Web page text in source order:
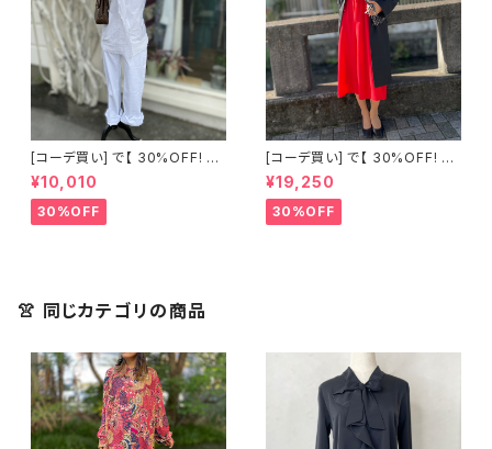
[コーデ買い] で【 30%OFF! 】2
点 古着 Chloe ホワイト レース
ノースリーブ + ホワイトデニム
ストレッチ ストレート パンツ
¥10,010
30%OFF
[コーデ買い] で【 30%OFF! 】2
点 フランス古着 レッドライン 切
り替えワンピース + フランス古
着 TERGAL ブラック コート
¥19,250
30%OFF
👚 同じカテゴリの商品